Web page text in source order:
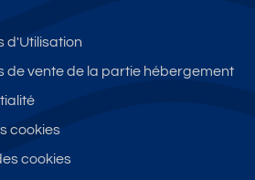
d'Utilisation
de vente de la partie hébergement
cookies
cookies